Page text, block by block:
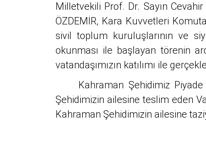
Milletvekili Prof. Dr. Sayın
ÖZDEMİR, Kara Kuvvetleri
sivil toplum kuruluşlarının ve
okunması ile başlayan törenin
vatandaşımızın katılımı ile
Kahraman Şehidimiz Piyade
Şehidimizin ailesine teslim eden
Kahraman Şehidimizin ailesine